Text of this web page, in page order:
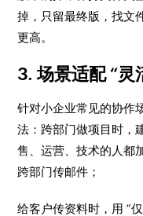
掉，只留最终版，找文
更高。
3. 场景适配 “灵
针对小企业常见的协作
法：跨部门做项目时，
售、运营、技术的人都
跨部门传邮件；
给客户传资料时，用 “